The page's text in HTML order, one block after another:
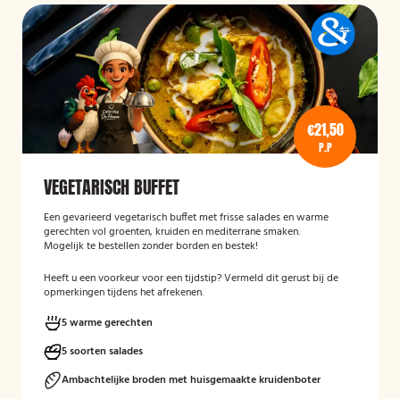
€21,50
P.P
VEGETARISCH BUFFET
Een gevarieerd vegetarisch buffet met frisse salades en warme
gerechten vol groenten, kruiden en mediterrane smaken.
Mogelijk te bestellen zonder borden en bestek!
Heeft u een voorkeur voor een tijdstip? Vermeld dit gerust bij de
opmerkingen tijdens het afrekenen.
5 warme gerechten
5 soorten salades
Ambachtelijke broden met huisgemaakte kruidenboter